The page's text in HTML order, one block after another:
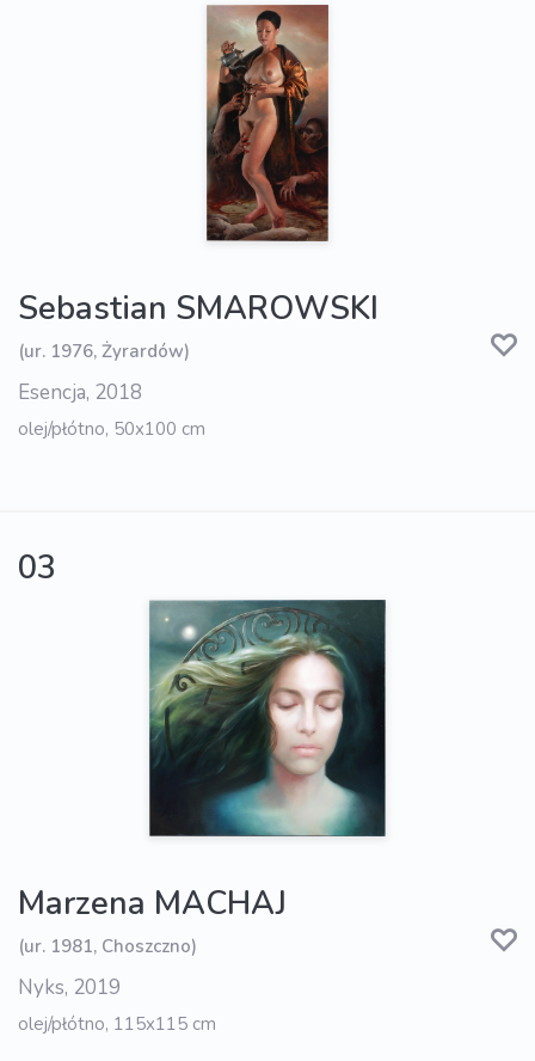
Sebastian SMAROWSKI
(ur. 1976, Żyrardów)
Esencja, 2018
olej/płótno, 50x100 cm
03
Marzena MACHAJ
(ur. 1981, Choszczno)
Nyks, 2019
olej/płótno, 115x115 cm